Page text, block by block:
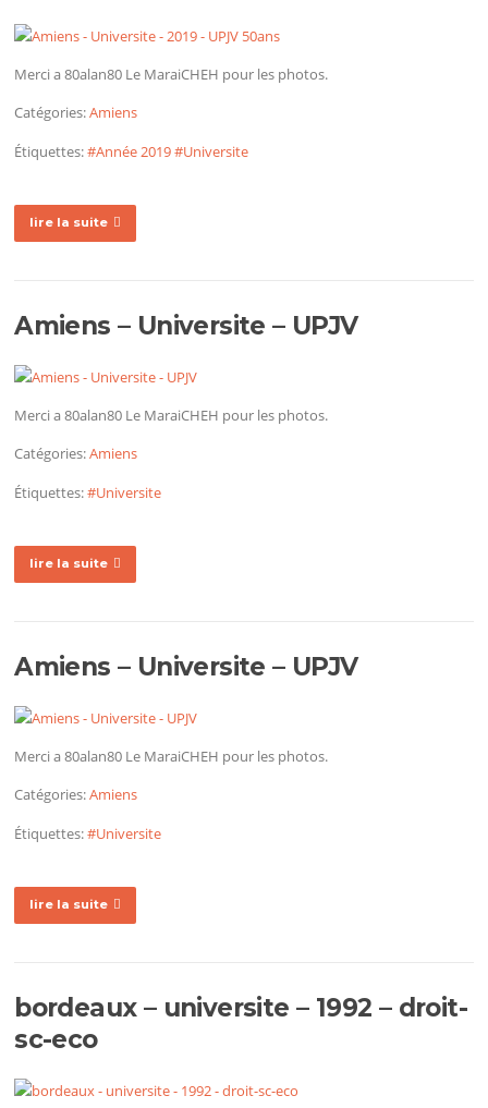
Merci a 80alan80 Le MaraiCHEH pour les photos.
Catégories:Amiens
Étiquettes:#Année 2019#Universite
lire la suite
Amiens – Universite – UPJV
Merci a 80alan80 Le MaraiCHEH pour les photos.
Catégories:Amiens
Étiquettes:#Universite
lire la suite
Amiens – Universite – UPJV
Merci a 80alan80 Le MaraiCHEH pour les photos.
Catégories:Amiens
Étiquettes:#Universite
lire la suite
bordeaux – universite – 1992 – droit-
sc-eco